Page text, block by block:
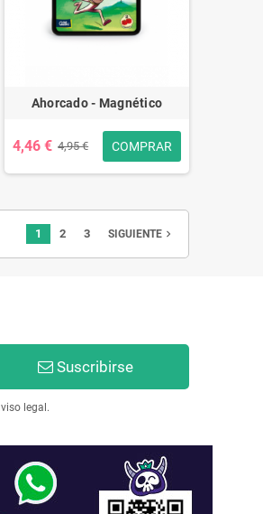
Ahorcado - Magnético
4,46 € 4,95 € COMPRAR
1 2 3 SIGUIENTEnavigate_next
Suscribirse
legal.